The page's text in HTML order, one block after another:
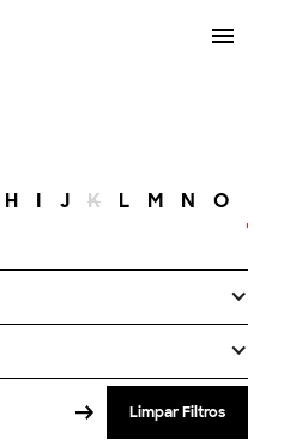
H I J K L M N O
Limpar Filtros